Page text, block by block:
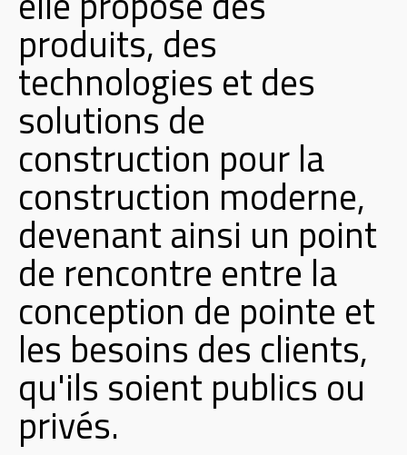
produits, des
technologies et des
solutions de
construction pour la
construction moderne,
devenant ainsi un point
de rencontre entre la
conception de pointe et
les besoins des clients,
qu'ils soient publics ou
privés.